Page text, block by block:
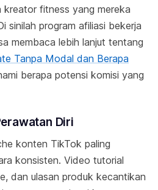
fitness yang mereka
sinilah program afiliasi bekerja
membaca lebih lanjut tentang
Tanpa Modal dan Berapa
berapa potensi komisi yang
Diri
konten TikTok paling
konsisten. Video tutorial
dan ulasan produk kecantikan